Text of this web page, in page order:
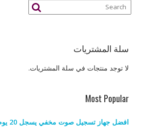
سلة المشتريات
لا توجد منتجات في سلة المشتريات.
Most Popular
افضل جهاز تسجيل صوت مخفي يسجل 20 يوم متواصلة.